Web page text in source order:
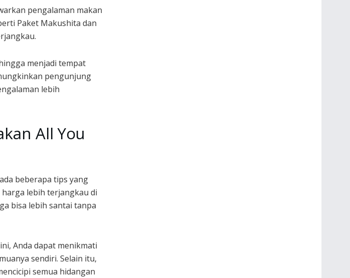
pengalaman makan
Paket Makushita dan
menjadi tempat
pengunjung
lebih
All You
beberapa tips yang
lebih terjangkau di
bisa lebih santai tanpa
Anda dapat menikmati
sendiri. Selain itu,
semua hidangan